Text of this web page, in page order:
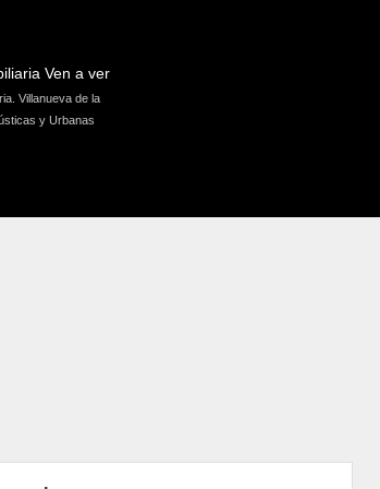
Villanueva de la
y Urbanas